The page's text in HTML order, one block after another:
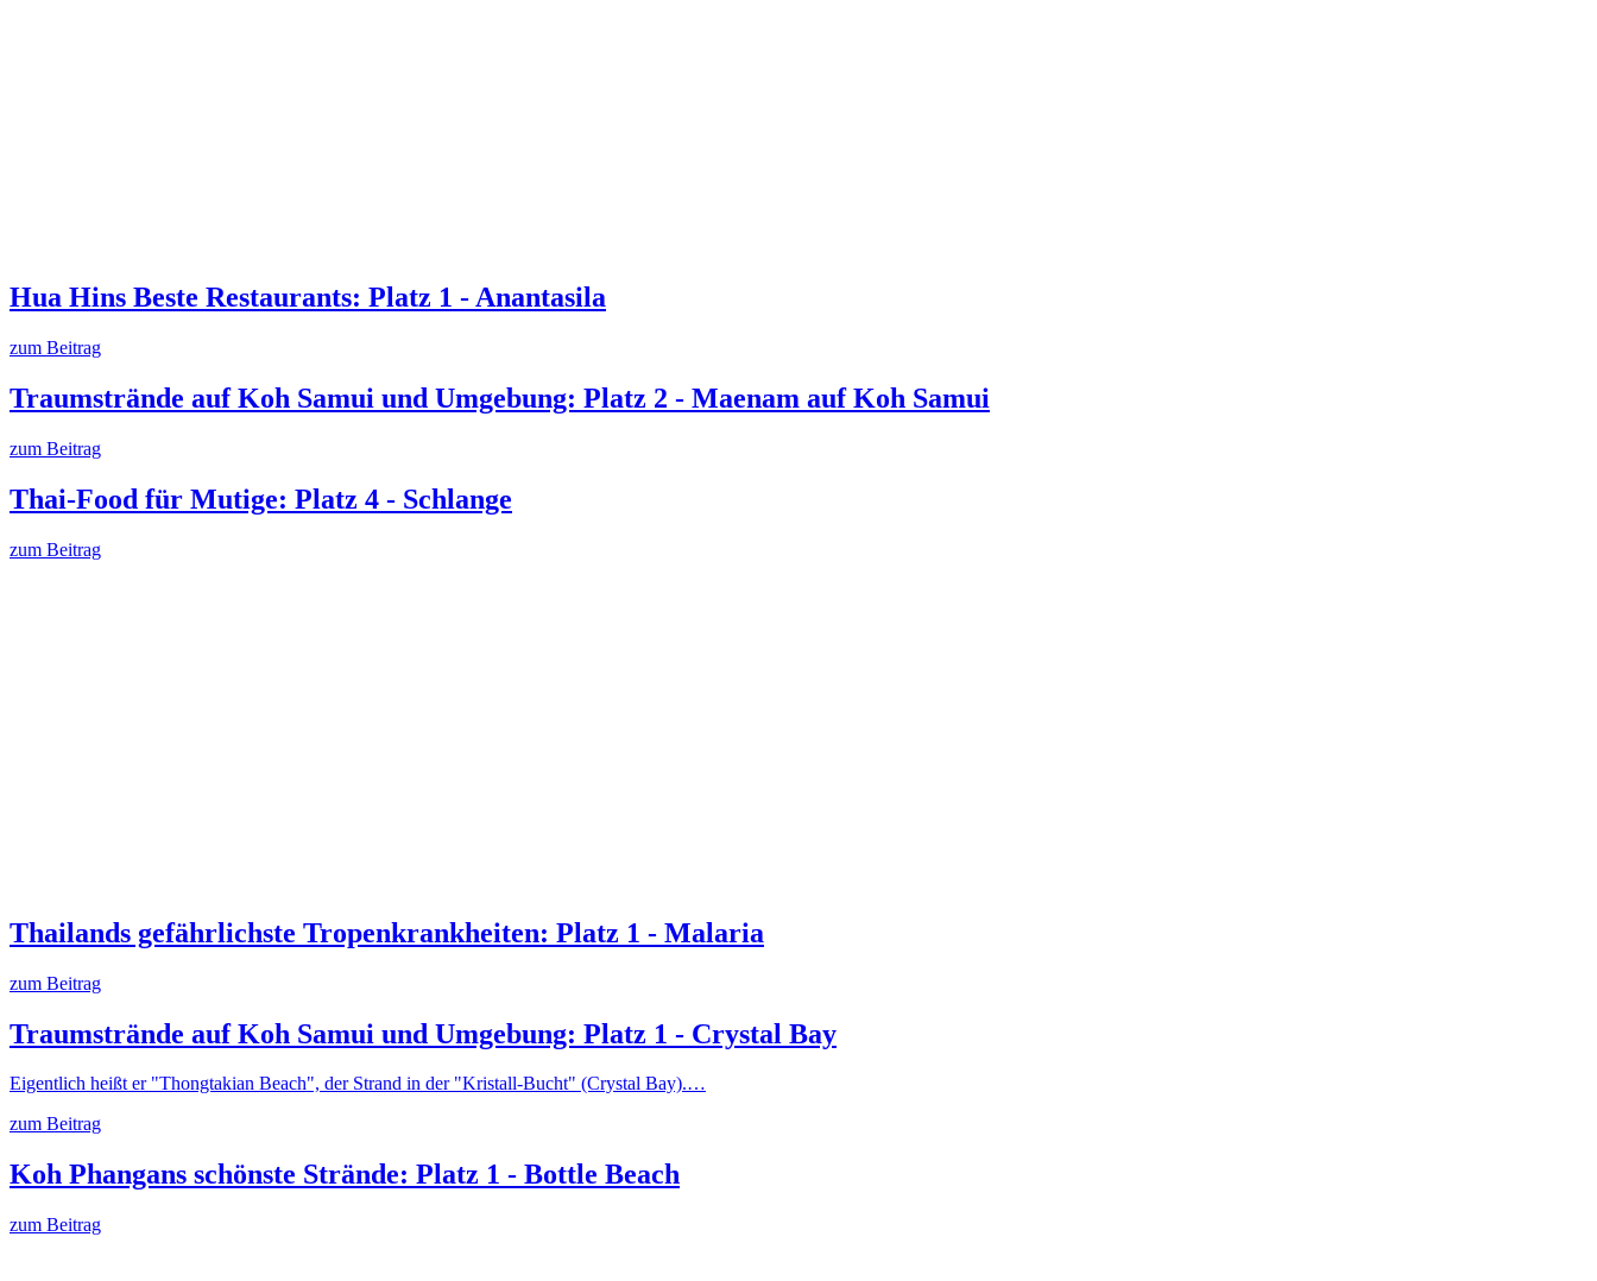
Hua Hins Beste Restaurants: Platz 1 - Anantasila
zum Beitrag
Traumstrände auf Koh Samui und Umgebung: Platz 2 - Maenam auf Koh Samui
zum Beitrag
Thai-Food für Mutige: Platz 4 - Schlange
zum Beitrag
Thailands gefährlichste Tropenkrankheiten: Platz 1 - Malaria
zum Beitrag
Traumstrände auf Koh Samui und Umgebung: Platz 1 - Crystal Bay
Eigentlich heißt er "Thongtakian Beach", der Strand in der "Kristall-Bucht" (Crystal Bay).…
zum Beitrag
Koh Phangans schönste Strände: Platz 1 - Bottle Beach
zum Beitrag